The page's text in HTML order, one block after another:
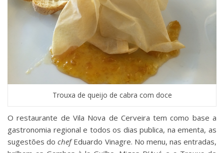
Trouxa de queijo de cabra com doce
O restaurante de Vila Nova de Cerveira tem como base a
gastronomia regional e todos os dias publica, na ementa, as
sugestões dochefEduardo Vinagre. No menu, nas entradas,